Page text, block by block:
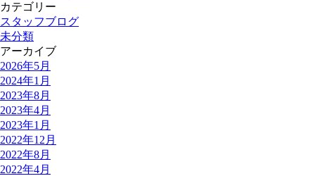
カテゴリー
スタッフブログ
未分類
アーカイブ
2026年5月
2024年1月
2023年8月
2023年4月
2023年1月
2022年12月
2022年8月
2022年4月